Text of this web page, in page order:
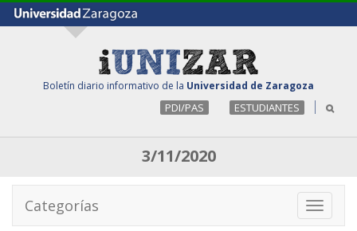
Boletín diario informativo de la Universidad de Zaragoza
PDI/PAS ESTUDIANTES
3/11/2020
Toggle
Categorías